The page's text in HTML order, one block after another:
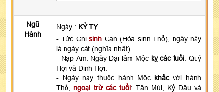
Ngũ
Hành
Ngày : KỶ TỴ
- Tức Chisinh Can (Hỏa sinh Thổ), ngày này
là ngày cát (nghĩa nhật).
- Nạp Âm: Ngày Đại lâm Mộc kỵ các tuổi: Quý
Hợi và Đinh Hợi.
- Ngày này thuộc hành Mộc khắcvới hành
Thổ, ngoại trừ các tuổi: Tân Mùi, Kỷ Dậu và